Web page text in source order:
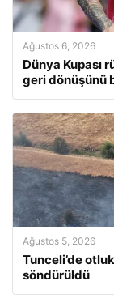
Ağustos 6, 2026
Dünya Kupası
geri dönüşünü
Ağustos 5, 2026
Tunceli’de
söndürüldü